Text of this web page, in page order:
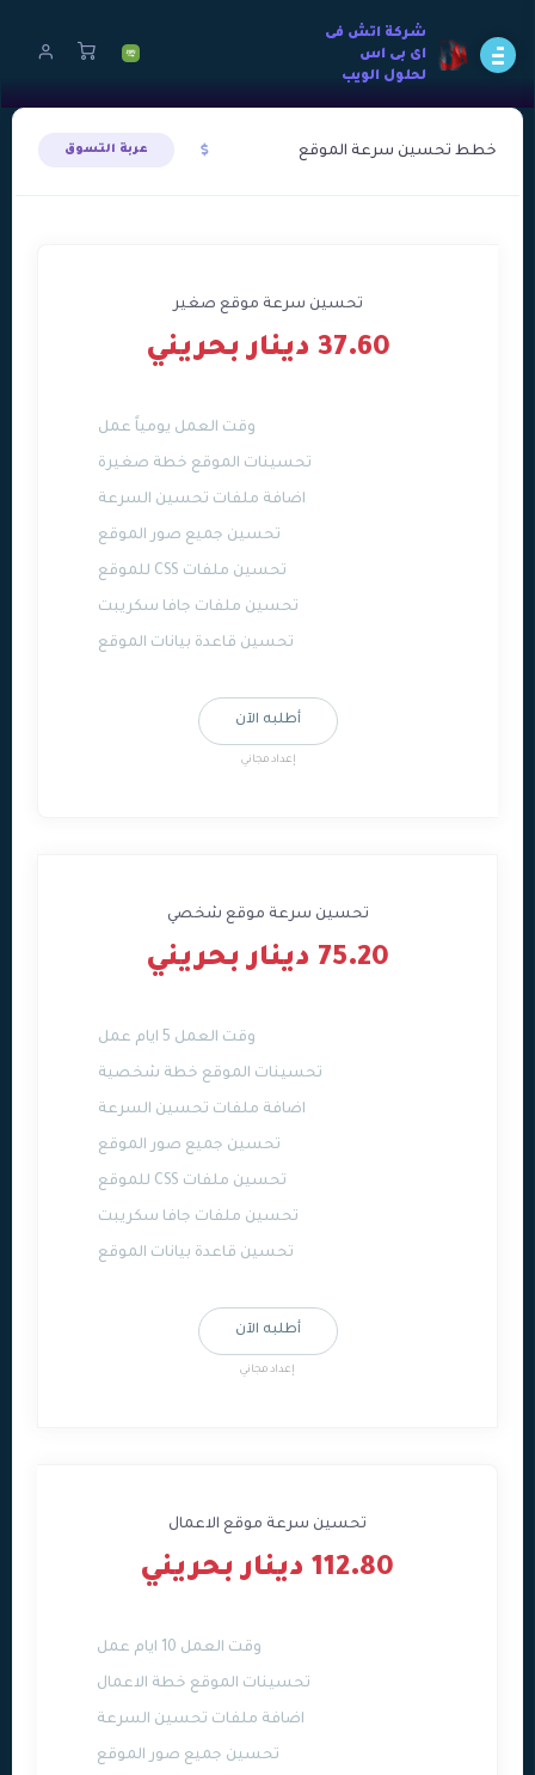
شركة اتش فى
اى بى اس
لحلول الويب
خطط تحسين سرعة الموقع عربة التسوق
تحسين سرعة موقع صغير
37.60 دينار بحريني
وقت العمل يومياً عمل
تحسينات الموقع خطة صغيرة
اضافة ملفات تحسين السرعة
تحسين جميع صور الموقع
تحسين ملفات CSS للموقع
تحسين ملفات جافا سكريبت
تحسين قاعدة بيانات الموقع
أطلبه الآن
إعداد مجاني
تحسين سرعة موقع شخصي
75.20 دينار بحريني
وقت العمل 5 ايام عمل
تحسينات الموقع خطة شخصية
اضافة ملفات تحسين السرعة
تحسين جميع صور الموقع
تحسين ملفات CSS للموقع
تحسين ملفات جافا سكريبت
تحسين قاعدة بيانات الموقع
أطلبه الآن
إعداد مجاني
تحسين سرعة موقع الاعمال
112.80 دينار بحريني
وقت العمل 10 ايام عمل
تحسينات الموقع خطة الاعمال
اضافة ملفات تحسين السرعة
تحسين جميع صور الموقع